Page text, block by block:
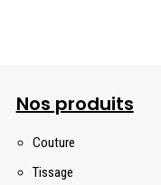
Nos produits
Couture
Tissage